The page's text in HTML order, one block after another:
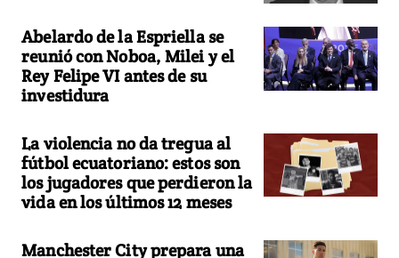
Abelardo de la Espriella se
reunió con Noboa, Milei y el
Rey Felipe VI antes de su
investidura
La violencia no da tregua al
fútbol ecuatoriano: estos son
los jugadores que perdieron la
vida en los últimos 12 meses
Manchester City prepara una